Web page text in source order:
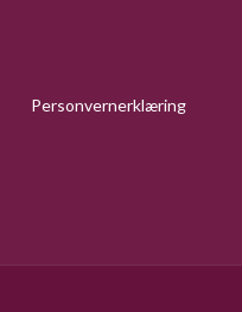
Personvernerklæring